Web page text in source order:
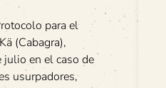
para el
(Cabagra),
en el caso de
usurpadores,